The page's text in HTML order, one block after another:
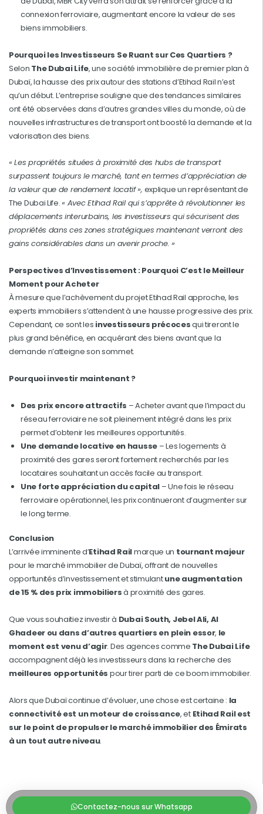
connexion ferroviaire, augmentant encore la valeur de ses
biens immobiliers.
Pourquoi les Investisseurs Se Ruant sur Ces Quartiers ?
Selon The Dubai Life, une société immobilière de premier plan à
Dubaï, la hausse des prix autour des stations d’Etihad Rail n’est
qu’un début. L’entreprise souligne que des tendances similaires
ont été observées dans d’autres grandes villes du monde, où de
nouvelles infrastructures de transport ont boosté la demande et la
valorisation des biens.
« Les propriétés situées à proximité des hubs de transport
surpassent toujours le marché, tant en termes d’appréciation de
la valeur que de rendement locatif », explique un représentant de
The Dubai Life.« Avec Etihad Rail qui s’apprête à révolutionner les
déplacements interurbains, les investisseurs qui sécurisent des
propriétés dans ces zones stratégiques maintenant verront des
gains considérables dans un avenir proche. »
Perspectives d’Investissement : Pourquoi C’est le Meilleur
Moment pour Acheter
À mesure que l’achèvement du projet Etihad Rail approche, les
experts immobiliers s’attendent à une hausse progressive des prix.
Cependant, ce sont les investisseurs précocesqui tireront le
plus grand bénéfice, en acquérant des biens avant que la
demande n’atteigne son sommet.
Pourquoi investir maintenant ?
Des prix encore attractifs – Acheter avant que l’impact du
réseau ferroviaire ne soit pleinement intégré dans les prix
permet d’obtenir les meilleures opportunités.
Une demande locative en hausse – Les logements à
proximité des gares seront fortement recherchés par les
locataires souhaitant un accès facile au transport.
Une forte appréciation du capital – Une fois le réseau
ferroviaire opérationnel, les prix continueront d’augmenter sur
le long terme.
Conclusion
L’arrivée imminente d’Etihad Railmarque un tournant majeur
pour le marché immobilier de Dubaï, offrant de nouvelles
opportunités d’investissement et stimulantune augmentation
de 15 % des prix immobiliersà proximité des gares.
Que vous souhaitiez investir à Dubai South, Jebel Ali, Al
Ghadeer ou dans d’autres quartiers en plein essor, le
moment est venu d’agir. Des agences comme The Dubai Life
accompagnent déjà les investisseurs dans la recherche des
meilleures opportunités pour tirer parti de ce boom immobilier.
Alors que Dubaï continue d’évoluer, une chose est certaine : la
connectivité est un moteur de croissance, et Etihad Rail est
sur le point de propulser le marché immobilier des Émirats
à un tout autre niveau.
Contactez-nous sur Whatsapp